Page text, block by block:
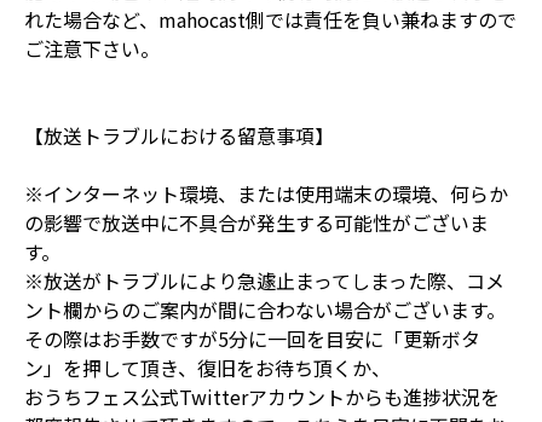
れた場合など、mahocast側では責任を負い兼ねますので
ご注意下さい。
【放送トラブルにおける留意事項】
※インターネット環境、または使用端末の環境、何らか
の影響で放送中に不具合が発生する可能性がございま
す。
※放送がトラブルにより急遽止まってしまった際、コメ
ント欄からのご案内が間に合わない場合がございます。
その際はお手数ですが5分に一回を目安に「更新ボタ
ン」を押して頂き、復旧をお待ち頂くか、
おうちフェス公式Twitterアカウントからも進捗状況を